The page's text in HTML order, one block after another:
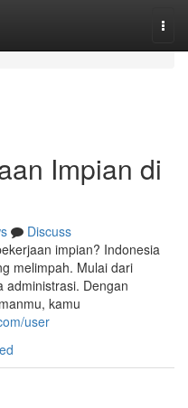
Impian di
Discuss
impian? Indonesia
melimpah. Mulai dari
administrasi. Dengan
kamu
user